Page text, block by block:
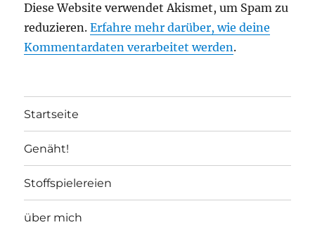
Diese Website verwendet Akismet, um Spam zu
reduzieren.Erfahre mehr darüber, wie deine
Kommentardaten verarbeitet werden.
Startseite
Genäht!
Stoffspielereien
über mich